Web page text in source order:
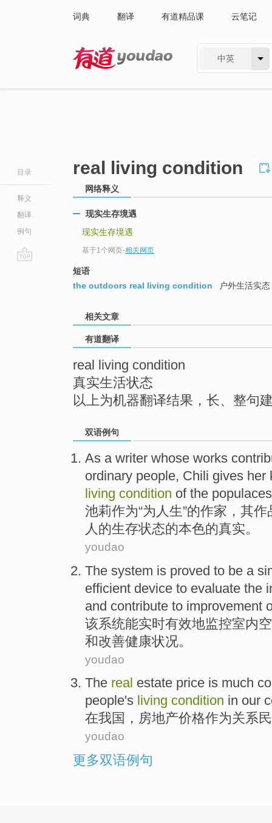
词典 翻译 有道精品课 云笔记
中英
目录
释义
翻译
例句
real living condition
网络释义
现实生存境遇
现实生存境遇
基于1个网页-相关网页
短语
the outdoors real living condition
户外生活实态
相关文章
有道翻译
real living condition
真实生活状态
以上为机器翻译结果，长、整句
双语例句
As a writer whose works
ordinary people, Chili gives her
living condition of the populaces
池莉作为“为 人生”的作家 ， 其作
人的生存状态的本色的真实。
youdao
The system is proved to be a
efficient device to evaluate the
and contribute to improvement
该系统能实时有效地监控室内
和改善健康状况。
youdao
The real estate price is much
people's living condition in our
在我国， 房地产价格作为关系
youdao
更多双语例句